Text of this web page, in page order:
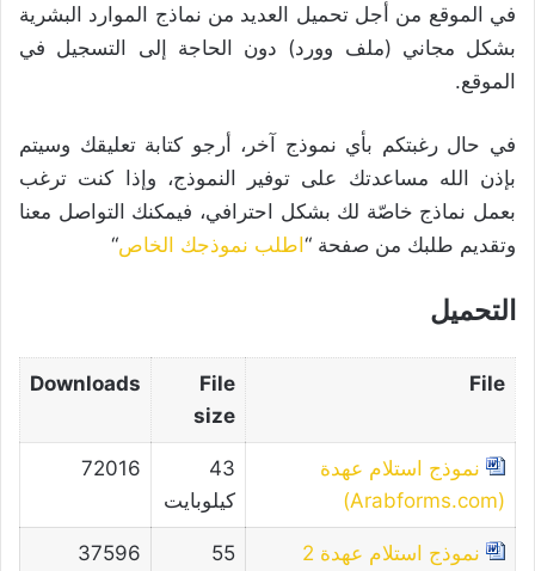
في الموقع من أجل تحميل العديد من نماذج الموارد البشرية
بشكل مجاني (ملف وورد) دون الحاجة إلى التسجيل في
الموقع.
في حال رغبتكم بأي نموذج آخر، أرجو كتابة تعليقك وسيتم
بإذن الله مساعدتك على توفير النموذج، وإذا كنت ترغب
بعمل نماذج خاصّة لك بشكل احترافي، فيمكنك التواصل معنا
وتقديم طلبك من صفحة “اطلب نموذجك الخاص“
التحميل
File
File
size
Downloads
نموذج استلام عهدة
(Arabforms.com)
43
كيلوبايت
72016
نموذج استلام عهدة 2
55
37596